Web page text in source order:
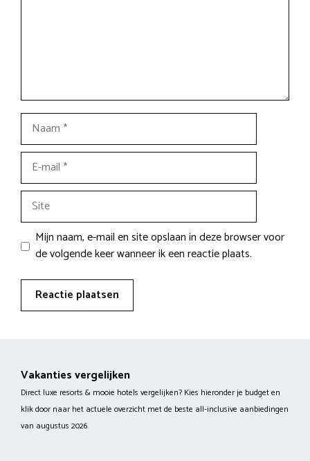
Naam
mail
Site
Mijn naam, e-mail en site opslaan in deze browser voor
de volgende keer wanneer ik een reactie plaats.
Vakanties vergelijken
Direct luxe resorts & mooie hotels vergelijken? Kies hieronder je budget en
klik door naar het actuele overzicht met de beste all-inclusive aanbiedingen
van augustus 2026.